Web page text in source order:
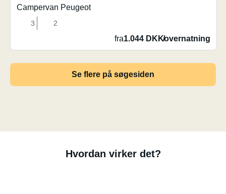
Campervan Peugeot
3 2
fra1.044 DKK/overnatning
Se flere på søgesiden
Hvordan virker det?